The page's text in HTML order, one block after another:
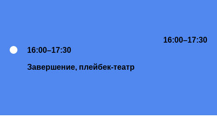
16:00–17:30
16:00–17:30
Завершение, плейбек-театр